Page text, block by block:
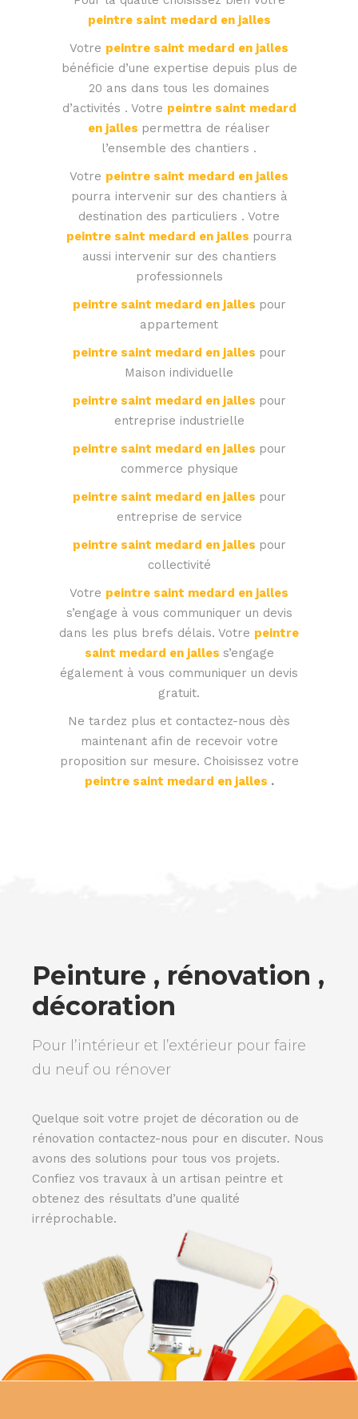
peintre saint medard en jalles
Votre peintre saint medard en jalles
bénéficie d’une expertise depuis plus de
20 ans dans tous les domaines
d’activités . Votre peintre saint medard
en jalles permettra de réaliser
l’ensemble des chantiers .
Votre peintre saint medard en jalles
pourra intervenir sur des chantiers à
destination des particuliers . Votre
peintre saint medard en jalles pourra
aussi intervenir sur des chantiers
professionnels
peintre saint medard en jalles pour
appartement
peintre saint medard en jalles pour
Maison individuelle
peintre saint medard en jalles pour
entreprise industrielle
peintre saint medard en jalles pour
commerce physique
peintre saint medard en jalles pour
entreprise de service
peintre saint medard en jalles pour
collectivité
Votre peintre saint medard en jalles
s’engage à vous communiquer un devis
dans les plus brefs délais. Votre peintre
saint medard en jalles s’engage
également à vous communiquer un devis
gratuit.
Ne tardez plus et contactez-nous dès
maintenant afin de recevoir votre
proposition sur mesure. Choisissez votre
peintre saint medard en jalles .
Peinture , rénovation ,
décoration
Pour l’intérieur et l’extérieur pour faire
du neuf ou rénover
Quelque soit votre projet de décoration ou de
rénovation contactez-nous pour en discuter. Nous
avons des solutions pour tous vos projets.
Confiez vos travaux à un artisan peintre et
obtenez des résultats d’une qualité
irréprochable.